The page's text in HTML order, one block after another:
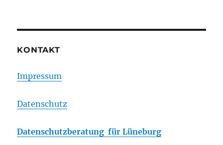
KONTAKT
Impressum
Datenschutz
Datenschutzberatung für Lüneburg